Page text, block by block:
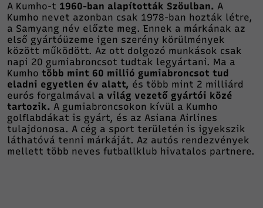
A Kumho-t 1960-ban alapították Szöulban. A
Kumho nevet azonban csak 1978-ban hozták létre,
a Samyang név előzte meg. Ennek a márkának az
első gyártóüzeme igen szerény körülmények
között működött. Az ott dolgozó munkások csak
napi 20 gumiabroncsot tudtak legyártani. Ma a
Kumho több mint 60 millió gumiabroncsot tud
eladni egyetlen év alatt, és több mint 2 milliárd
eurós forgalmával a világ vezető gyártói közé
tartozik. A gumiabroncsokon kívül a Kumho
golflabdákat is gyárt, és az Asiana Airlines
tulajdonosa. A cég a sport területén is igyekszik
láthatóvá tenni márkáját. Az autós rendezvények
mellett több neves futballklub hivatalos partnere.